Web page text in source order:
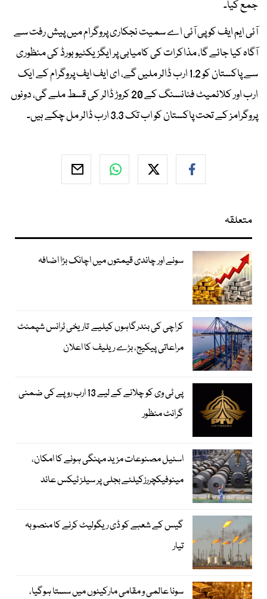
جمع کیا۔
آئی ایم ایف کو پی آئی اے سمیت نجکاری پروگرام میں پیش رفت سے
آگاہ کیا جائے گا، مذاکرات کی کامیابی پر ایگزیکٹیو بورڈ کی منظوری
سے پاکستان کو 1.2 ارب ڈالر ملیں گے، ای ایف ایف پروگرام کے ایک
ارب اور کلائمیٹ فنانسنگ کے 20 کروڑ ڈالر کی قسط ملے گی، دونوں
پروگرامز کے تحت پاکستان کو اب تک 3.3 ارب ڈالر مل چکے ہیں۔
متعلقہ
سونے اور چاندی قیمتوں میں اچانک بڑا اضافہ
کراچی کی بندرگاہوں کیلیے تاریخی ٹرانس شپمنٹ
مراعاتی پیکیج، بڑے ریلیف کا اعلان
پی ٹی وی کو چلانے کے لیے 13 ارب روپے کی ضمنی
گرانٹ منظور
اسٹیل مصنوعات مزید مہنگی ہونے کا امکان،
مینوفیکچررزکیلئے بجلی پر سیلز ٹیکس عائد
گیس کے شعبے کو ڈی ریگولیٹ کرنے کا منصوبہ
تیار
سونا عالمی و مقامی مارکیٹوں میں سستا ہوگیا،